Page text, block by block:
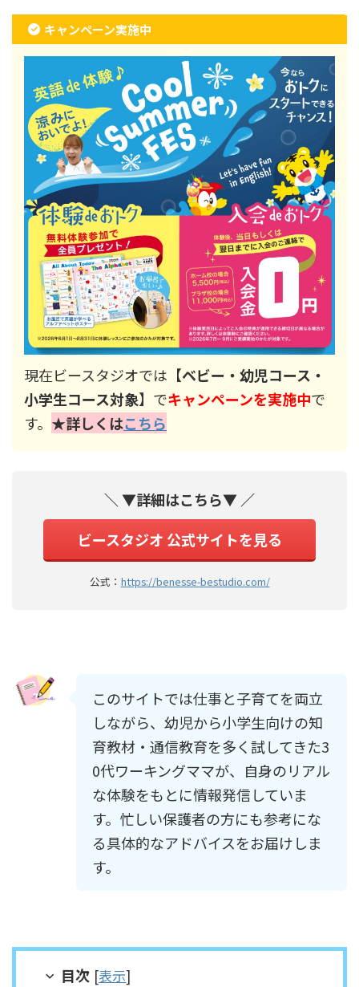
キャンペーン実施中
現在ビースタジオでは【ベビー・幼児コース・
小学生コース対象】でキャンペーンを実施中で
す。 ★詳しくはこちら
＼ ▼詳細はこちら▼ ／
ビースタジオ 公式サイトを見る
公式： https://benesse-bestudio.com/
このサイトでは仕事と子育てを両立
しながら、幼児から小学生向けの知
育教材・通信教育を多く試してきた3
0代ワーキングママが、自身のリアル
な体験をもとに情報発信していま
す。忙しい保護者の方にも参考にな
る具体的なアドバイスをお届けしま
す。
目次 [表示]